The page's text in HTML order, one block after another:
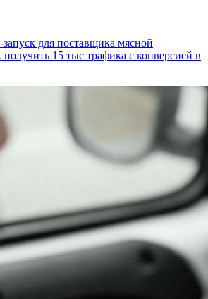
для поставщика мясной
15 тыс трафика с конверсией в